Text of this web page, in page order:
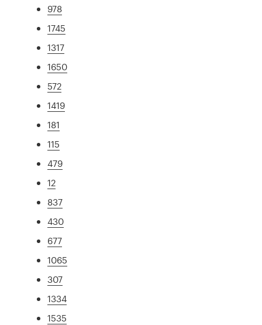
978
1745
1317
1650
572
1419
181
115
479
12
837
430
677
1065
307
1334
1535